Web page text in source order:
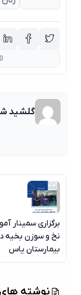
گلشید
برگزاری سمینار
نخ و سوزن بخیه در
بیمارستان یاس
نوشته های